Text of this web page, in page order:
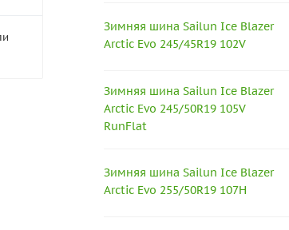
Зимняя шина Sailun Ice Blazer
Arctic Evo 245/45R19 102V
Зимняя шина Sailun Ice Blazer
Arctic Evo 245/50R19 105V
RunFlat
Зимняя шина Sailun Ice Blazer
Arctic Evo 255/50R19 107H